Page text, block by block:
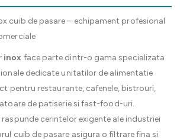
cuib de pasare – echipament profesional
inox face parte dintr-o gama specializata
dedicate unitatilor de alimentatie
pentru restaurante, cafenele, bistrouri,
de patiserie si fast-food-uri.
cerintelor exigente ale industriei
cuib de pasare asigura o filtrare fina si